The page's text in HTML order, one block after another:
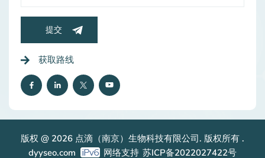
提交
获取路线
版权 @ 2026 点滴（南京）生物科技有限公司. 版权所有 .
dyyseo.com
网络支持 苏ICP备2022027422号